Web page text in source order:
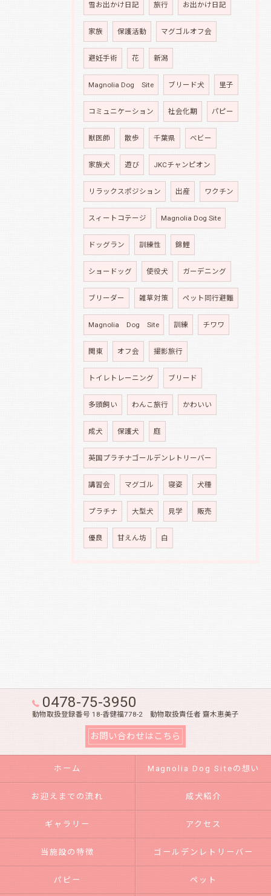
雪お出かけ日記 旅行 お出かけ日記
家族 保護活動 マグゴルオフ会
避妊手術 花 新潟
Magnolia Dog Site ブリード犬 里子
コミュニケーション 社会化期 パピー
獣医師 散歩 千葉県 ベビー
家族犬 遊び JKCチャンピオン
リラックスポジション 出産 ワクチン
スィートコテージ Magnolia Dog Site
ドッグラン 訓練性 錦鯉
ショードッグ 使役犬 ガーデニング
ブリーダー 雑草対策 ペット同行避難
Magnolia Dog Site 訓練 チワワ
関東 オフ会 撮影旅行
トイレトレーニング ブリード
多頭飼い わんこ旅行 かわいい
成犬 保護犬 庭
英国プラチナゴールデンレトリーバー
講習会 マグゴル 寝姿 犬種
プラチナ 大型犬 見学 販売
優良 甘えん坊 白
0478-75-3950
動物取扱登録番号 18-香健福778-2 動物取扱責任者 齋木恵美子
お問い合わせはこちら
ホーム Magnolia Dog Siteの想い
お迎えまでの流れ 成犬紹介
ギャラリー アクセス
当施設の特徴 ゴールデンレトリーバー
パピー ペット